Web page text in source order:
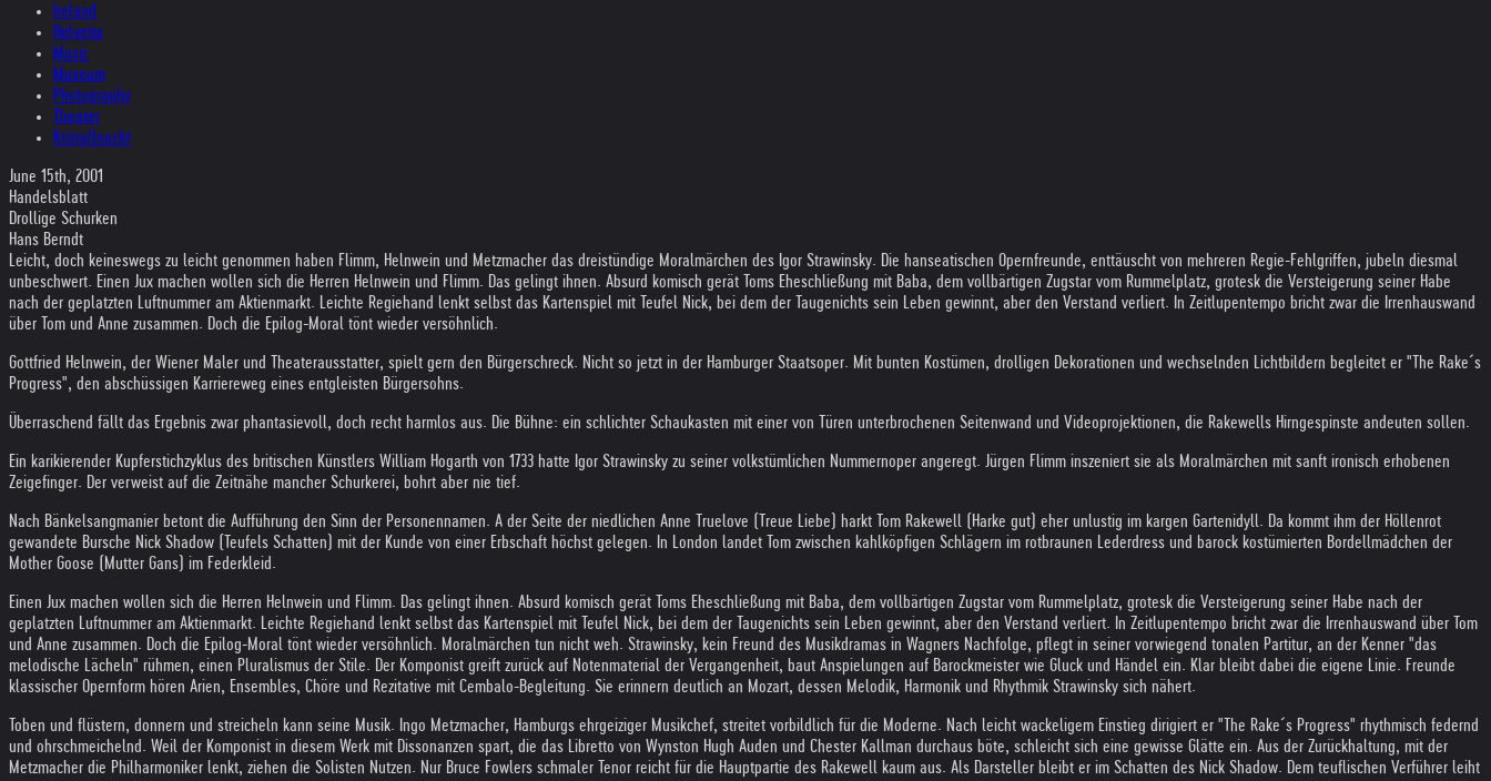
Ireland
Helvetia
Music
Museum
Photography
Theater
Kristallnacht
June 15th, 2001
Handelsblatt
Drollige Schurken
Hans Berndt
Leicht, doch keineswegs zu leicht genommen haben Flimm, Helnwein und Metzmacher das dreistündige Moralmärchen des Igor Strawinsky. Die hanseatischen Opernfreunde, enttäuscht von mehreren Regie-Fehlgriffen, jubeln diesmal
unbeschwert. Einen Jux machen wollen sich die Herren Helnwein und Flimm. Das gelingt ihnen. Absurd komisch gerät Toms Eheschließung mit Baba, dem vollbärtigen Zugstar vom Rummelplatz, grotesk die Versteigerung seiner Habe
nach der geplatzten Luftnummer am Aktienmarkt. Leichte Regiehand lenkt selbst das Kartenspiel mit Teufel Nick, bei dem der Taugenichts sein Leben gewinnt, aber den Verstand verliert. In Zeitlupentempo bricht zwar die Irrenhauswand
über Tom und Anne zusammen. Doch die Epilog-Moral tönt wieder versöhnlich.
Gottfried Helnwein, der Wiener Maler und Theaterausstatter, spielt gern den Bürgerschreck. Nicht so jetzt in der Hamburger Staatsoper. Mit bunten Kostümen, drolligen Dekorationen und wechselnden Lichtbildern begleitet er "The Rake´s
Progress", den abschüssigen Karriereweg eines entgleisten Bürgersohns.
Überraschend fällt das Ergebnis zwar phantasievoll, doch recht harmlos aus. Die Bühne: ein schlichter Schaukasten mit einer von Türen unterbrochenen Seitenwand und Videoprojektionen, die Rakewells Hirngespinste andeuten sollen.
Ein karikierender Kupferstichzyklus des britischen Künstlers William Hogarth von 1733 hatte Igor Strawinsky zu seiner volkstümlichen Nummernoper angeregt. Jürgen Flimm inszeniert sie als Moralmärchen mit sanft ironisch erhobenen
Zeigefinger. Der verweist auf die Zeitnähe mancher Schurkerei, bohrt aber nie tief.
Nach Bänkelsangmanier betont die Aufführung den Sinn der Personennamen. A der Seite der niedlichen Anne Truelove (Treue Liebe) harkt Tom Rakewell (Harke gut) eher unlustig im kargen Gartenidyll. Da kommt ihm der Höllenrot
gewandete Bursche Nick Shadow (Teufels Schatten) mit der Kunde von einer Erbschaft höchst gelegen. In London landet Tom zwischen kahlköpfigen Schlägern im rotbraunen Lederdress und barock kostümierten Bordellmädchen der
Mother Goose (Mutter Gans) im Federkleid.
Einen Jux machen wollen sich die Herren Helnwein und Flimm. Das gelingt ihnen. Absurd komisch gerät Toms Eheschließung mit Baba, dem vollbärtigen Zugstar vom Rummelplatz, grotesk die Versteigerung seiner Habe nach der
geplatzten Luftnummer am Aktienmarkt. Leichte Regiehand lenkt selbst das Kartenspiel mit Teufel Nick, bei dem der Taugenichts sein Leben gewinnt, aber den Verstand verliert. In Zeitlupentempo bricht zwar die Irrenhauswand über Tom
und Anne zusammen. Doch die Epilog-Moral tönt wieder versöhnlich. Moralmärchen tun nicht weh. Strawinsky, kein Freund des Musikdramas in Wagners Nachfolge, pflegt in seiner vorwiegend tonalen Partitur, an der Kenner "das
melodische Lächeln" rühmen, einen Pluralismus der Stile. Der Komponist greift zurück auf Notenmaterial der Vergangenheit, baut Anspielungen auf Barockmeister wie Gluck und Händel ein. Klar bleibt dabei die eigene Linie. Freunde
klassischer Opernform hören Arien, Ensembles, Chöre und Rezitative mit Cembalo-Begleitung. Sie erinnern deutlich an Mozart, dessen Melodik, Harmonik und Rhythmik Strawinsky sich nähert.
Toben und flüstern, donnern und streicheln kann seine Musik. Ingo Metzmacher, Hamburgs ehrgeiziger Musikchef, streitet vorbildlich für die Moderne. Nach leicht wackeligem Einstieg dirigiert er "The Rake´s Progress" rhythmisch federnd
und ohrschmeichelnd. Weil der Komponist in diesem Werk mit Dissonanzen spart, die das Libretto von Wynston Hugh Auden und Chester Kallman durchaus böte, schleicht sich eine gewisse Glätte ein. Aus der Zurückhaltung, mit der
Metzmacher die Philharmoniker lenkt, ziehen die Solisten Nutzen. Nur Bruce Fowlers schmaler Tenor reicht für die Hauptpartie des Rakewell kaum aus. Als Darsteller bleibt er im Schatten des Nick Shadow. Dem teuflischen Verführer leiht